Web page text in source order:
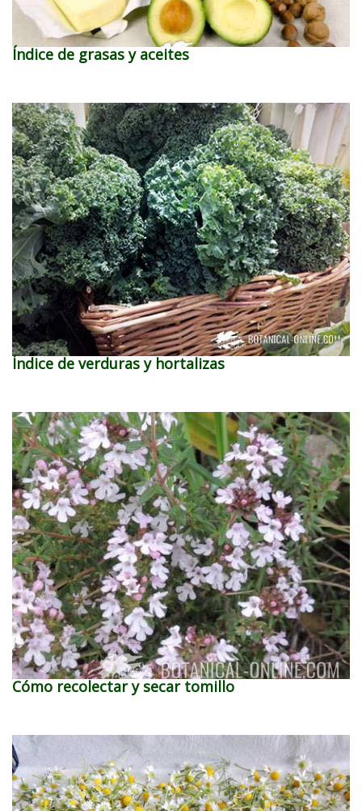
Índice de grasas y aceites
Índice de verduras y hortalizas
Cómo recolectar y secar tomillo